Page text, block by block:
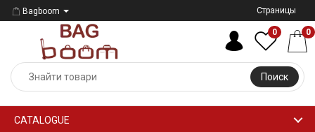
Bagboom Страницы
Поиск
0 0
CATALOGUE